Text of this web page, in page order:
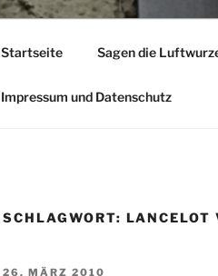
Startseite Sagen die
Impressum und Datenschutz
SCHLAGWORT: LANCELOT
VERÖFFENTLICHT
26. MÄRZ 2010